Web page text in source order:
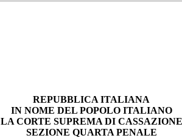
REPUBBLICA ITALIANA
IN NOME DEL POPOLO ITALIANO
LA CORTE SUPREMA DI CASSAZIONE
SEZIONE QUARTA PENALE